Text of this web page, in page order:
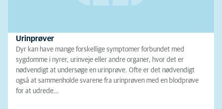
Urinprøver
Dyr kan have mange forskellige symptomer forbundet med
sygdomme i nyrer, urinveje eller andre organer, hvor det er
nødvendigt at undersøge en urinprøve. Ofte er det nødvendigt
også at sammenholde svarene fra urinprøven med en blodprøve
for at udrede…